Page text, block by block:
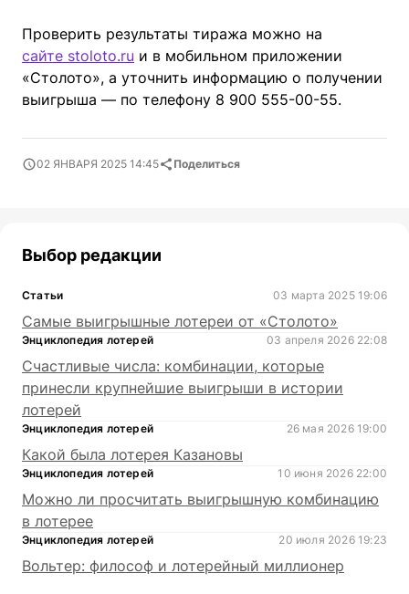
Проверить результаты тиража можно на
сайте stoloto.ru и в мобильном приложении
«Столото», а уточнить информацию о получении
выигрыша — по телефону 8 900 555-00-55.
02 ЯНВАРЯ 2025 14:45 Поделиться
Выбор редакции
Статьи 03 марта 2025 19:06
Самые выигрышные лотереи от «Столото»
Энциклопедия лотерей 03 апреля 2026 22:08
Счастливые числа: комбинации, которые
принесли крупнейшие выигрыши в истории
лотерей
Энциклопедия лотерей 26 мая 2026 19:00
Какой была лотерея Казановы
Энциклопедия лотерей 10 июня 2026 22:00
Можно ли просчитать выигрышную комбинацию
в лотерее
Энциклопедия лотерей 20 июля 2026 19:23
Вольтер: философ и лотерейный миллионер